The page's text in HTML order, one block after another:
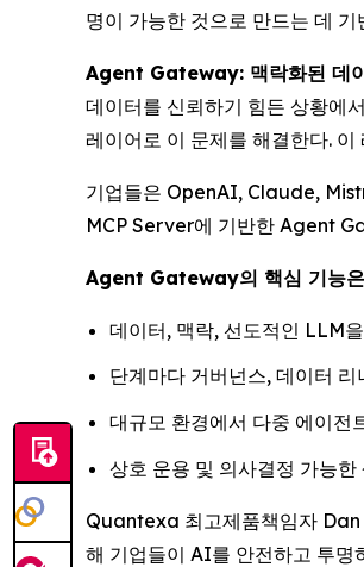
명이 가능한 것으로 만드는 데
Agent Gateway: 맥락화된 데
데이터를 신뢰하기 힘든 상황에
레이어로 이 문제를 해결한다.
기업들은 OpenAI, Claude,
MCP Server에 기반한 Agent
Agent Gateway의 핵심 기능
데이터, 맥락, 선도적인 LLM
단계마다 거버넌스, 데이터
대규모 환경에서 다중 에이전
상호 운용 및 의사결정 가능
Quantexa 최고제품책임자 Dan
해 기업들이 AI를 안전하고 투명